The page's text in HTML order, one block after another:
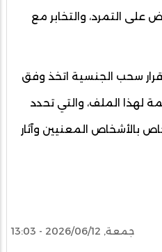
على التمرد، والتخابر مع
سحب الجنسية اتخذ وفق
لهذا الملف، والتي تحدد
بالأشخاص المعنيين وآثار
جمعة, 2026/06/12 - 13:03